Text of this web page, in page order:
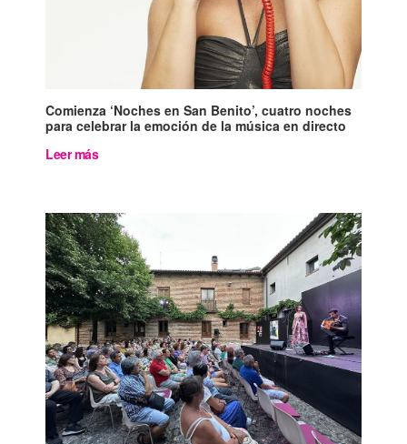
Comienza ‘Noches en San Benito’, cuatro noches
para celebrar la emoción de la música en directo
Leer más